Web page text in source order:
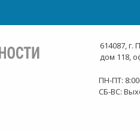
614087,
дом 118,
ПН-ПТ:
СБ-ВС: